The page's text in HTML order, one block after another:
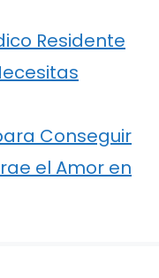
Residente
Conseguir
el Amor en